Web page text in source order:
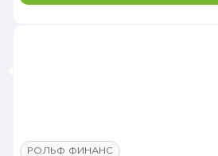
РОЛЬФ ФИНАНС